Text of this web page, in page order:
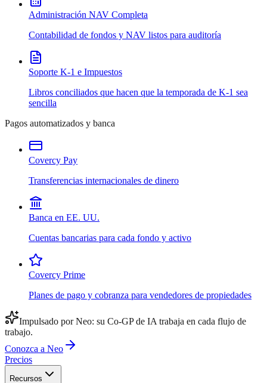
Administración NAV Completa
Contabilidad de fondos y NAV listos para auditoría
Soporte K-1 e Impuestos
Libros conciliados que hacen que la temporada de K-1 sea
sencilla
Pagos automatizados y banca
Covercy Pay
Transferencias internacionales de dinero
Banca en EE. UU.
Cuentas bancarias para cada fondo y activo
Covercy Prime
Planes de pago y cobranza para vendedores de propiedades
Impulsado por Neo: su Co-GP de IA trabaja en cada flujo de
trabajo.
Conozca a Neo
Precios
Recursos